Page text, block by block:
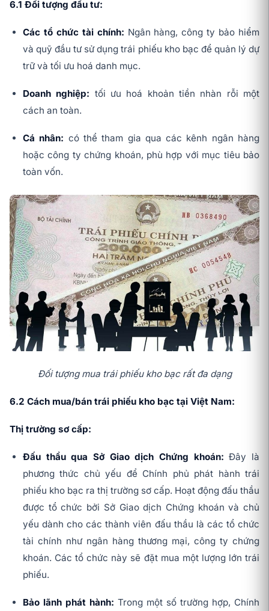
6.1 Đối tượng đầu tư:
Các tổ chức tài chính: Ngân hàng, công ty bảo hiểm
và quỹ đầu tư sử dụng trái phiếu kho bạc để quản lý dự
trữ và tối ưu hoá danh mục.
Doanh nghiệp: tối ưu hoá khoản tiền nhàn rỗi một
cách an toàn.
Cá nhân: có thể tham gia qua các kênh ngân hàng
hoặc công ty chứng khoán, phù hợp với mục tiêu bảo
toàn vốn.
Đối tượng mua trái phiếu kho bạc rất đa dạng
6.2 Cách mua/bán trái phiếu kho bạc tại Việt Nam:
Thị trường sơ cấp:
Đấu thầu qua Sở Giao dịch Chứng khoán:Đây là
phương thức chủ yếu để Chính phủ phát hành trái
phiếu kho bạc ra thị trường sơ cấp. Hoạt động đấu thầu
được tổ chức bởi Sở Giao dịch Chứng khoán và chủ
yếu dành cho các thành viên đấu thầu là các tổ chức
tài chính như ngân hàng thương mại, công ty chứng
khoán. Các tổ chức này sẽ đặt mua một lượng lớn trái
phiếu.
Bảo lãnh phát hành: Trong một số trường hợp, Chính